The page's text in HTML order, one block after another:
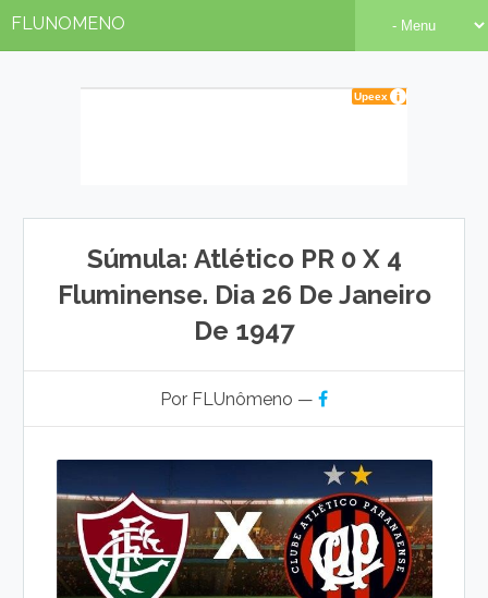
FLUNOMENO
Súmula: Atlético PR 0 X 4
Fluminense. Dia 26 De Janeiro
De 1947
Por FLUnômeno —